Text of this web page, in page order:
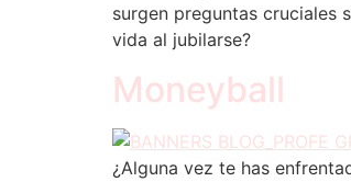
surgen preguntas cruciales
vida al jubilarse?
Moneyball
¿Alguna vez te has